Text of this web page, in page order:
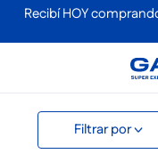
Recibí HOY